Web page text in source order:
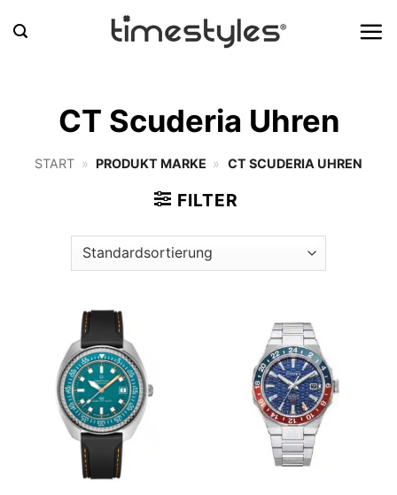
Inhalt
CT Scuderia Uhren
START » PRODUKT MARKE » CT SCUDERIA UHREN
FILTER